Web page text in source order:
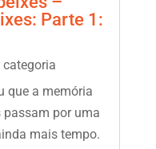
Parte 1:
categoria
que a memória
por uma
mais tempo.